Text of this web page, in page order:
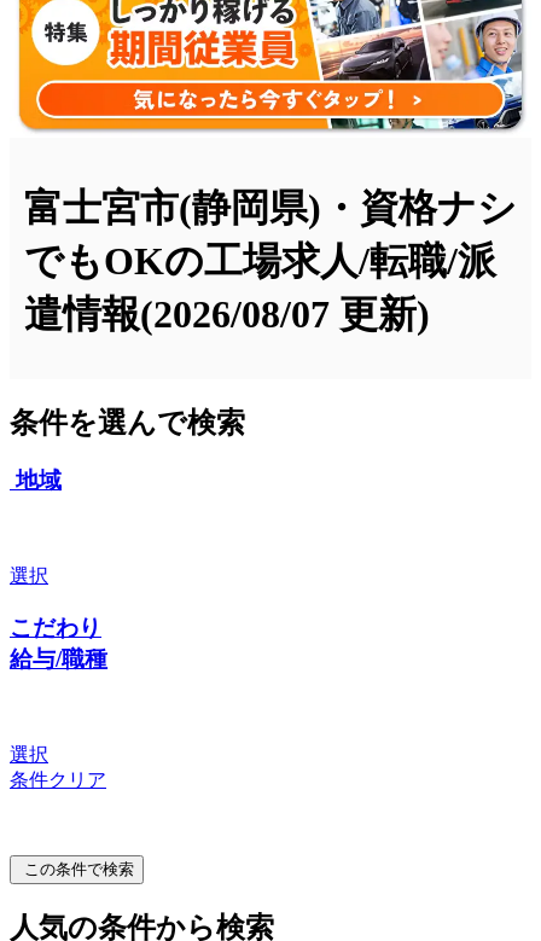
富士宮市(静岡県)・資格ナシ
でもOKの工場求人/転職/派
遣情報(2026/08/07 更新)
条件を選んで検索
地域
選択
こだわり
給与/職種
選択
条件クリア
この条件で検索
人気の条件から検索